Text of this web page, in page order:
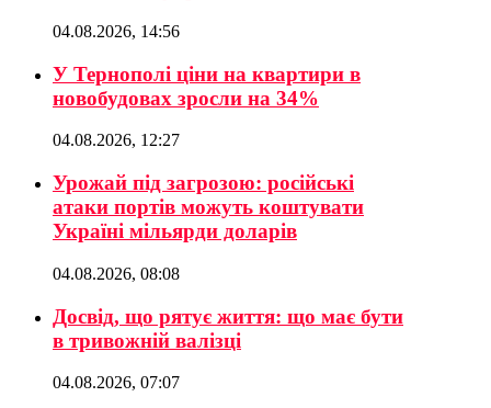
04.08.2026, 14:56
У Тернополі ціни на квартири в
новобудовах зросли на 34%
04.08.2026, 12:27
Урожай під загрозою: російські
атаки портів можуть коштувати
Україні мільярди доларів
04.08.2026, 08:08
Досвід, що рятує життя: що має бути
в тривожній валізці
04.08.2026, 07:07